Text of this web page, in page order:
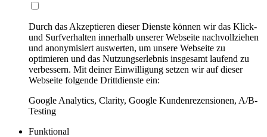
Durch das Akzeptieren dieser Dienste können wir das Klick-
und Surfverhalten innerhalb unserer Webseite nachvollziehen
und anonymisiert auswerten, um unsere Webseite zu
optimieren und das Nutzungserlebnis insgesamt laufend zu
verbessern. Mit deiner Einwilligung setzen wir auf dieser
Webseite folgende Drittdienste ein:
Google Analytics, Clarity, Google Kundenrezensionen, A/B-
Testing
Funktional